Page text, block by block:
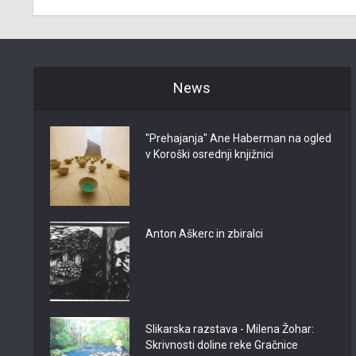
News
"Prehajanja" Ane Haberman na ogled
v Koroški osrednji knjižnici
Anton Aškerc in zbiralci
Slikarska razstava - Milena Žohar:
Skrivnosti doline reke Gračnice